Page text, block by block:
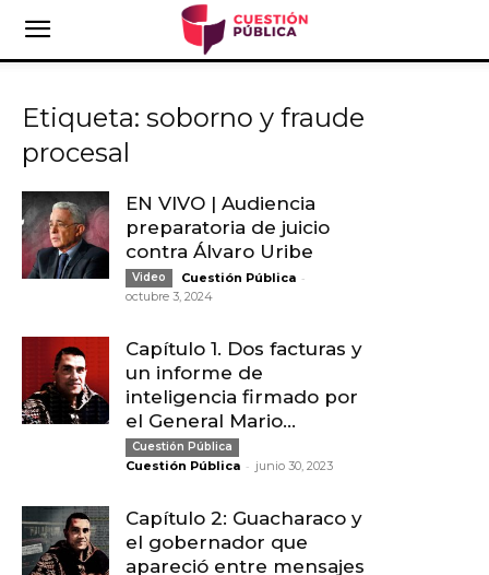
Etiqueta: soborno y fraude
procesal
EN VIVO | Audiencia
preparatoria de juicio
contra Álvaro Uribe
Video Cuestión Pública -
octubre 3, 2024
Capítulo 1. Dos facturas y
un informe de
inteligencia firmado por
el General Mario...
Cuestión Pública
Cuestión Pública - junio 30, 2023
Capítulo 2: Guacharaco y
el gobernador que
apareció entre mensajes